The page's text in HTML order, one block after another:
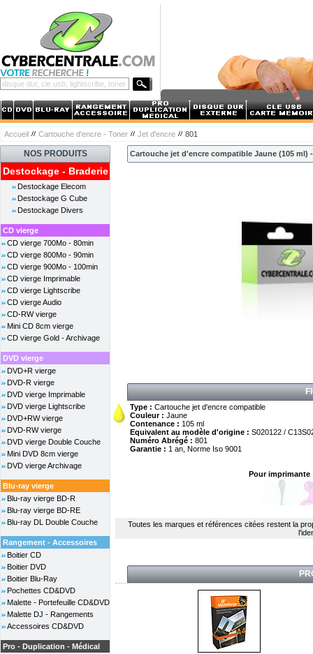
Accueil Cartouche d'encre - Toner Jet d'encre 801
NOS PRODUITS
Destockage - Braderie
Destockage Elecom
Destockage G Cube
Destockage Divers
CD vierge
CD vierge 700Mo - 80min
CD vierge 800Mo - 90min
CD vierge 900Mo - 100min
CD vierge Imprimable
CD vierge Lightscribe
CD vierge Audio
CD-RW vierge
Mini CD 8cm vierge
CD vierge Gold - Archivage
DVD vierge
DVD+R vierge
DVD-R vierge
DVD vierge Imprimable
DVD vierge Lightscribe
DVD+RW vierge
DVD-RW vierge
DVD vierge Double Couche
Mini DVD 8cm vierge
DVD vierge Archivage
Blu-ray vierge
Blu-ray vierge BD-R
Blu-ray vierge BD-RE
Blu-ray DL Double Couche
Rangement - Accessoires
Boitier CD
Boitier DVD
Boitier Blu-Ray
Pochettes CD&DVD
Malette - Portefeuille CD&DVD
Malette DJ - Rangements
Accessoires CD&DVD
Pro - Duplication - Médical
Cartouche jet d'encre compatible Jaune (105 ml) -
Type : Cartouche jet d'encre compatible
Couleur : Jaune
Contenance : 105 ml
Equivalent au modèle d'origine : S020122 /
Numéro Abrégé : 801
Garantie : 1 an, Norme Iso 9001
Pour imprimante
Toutes les marques et références citées restent la